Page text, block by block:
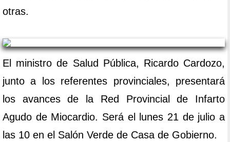
otras.
El ministro de Salud Pública, Ricardo Cardozo,
junto a los referentes provinciales, presentará
los avances de la Red Provincial de Infarto
Agudo de Miocardio. Será el lunes 21 de julio a
las 10 en el Salón Verde de Casa de Gobierno.